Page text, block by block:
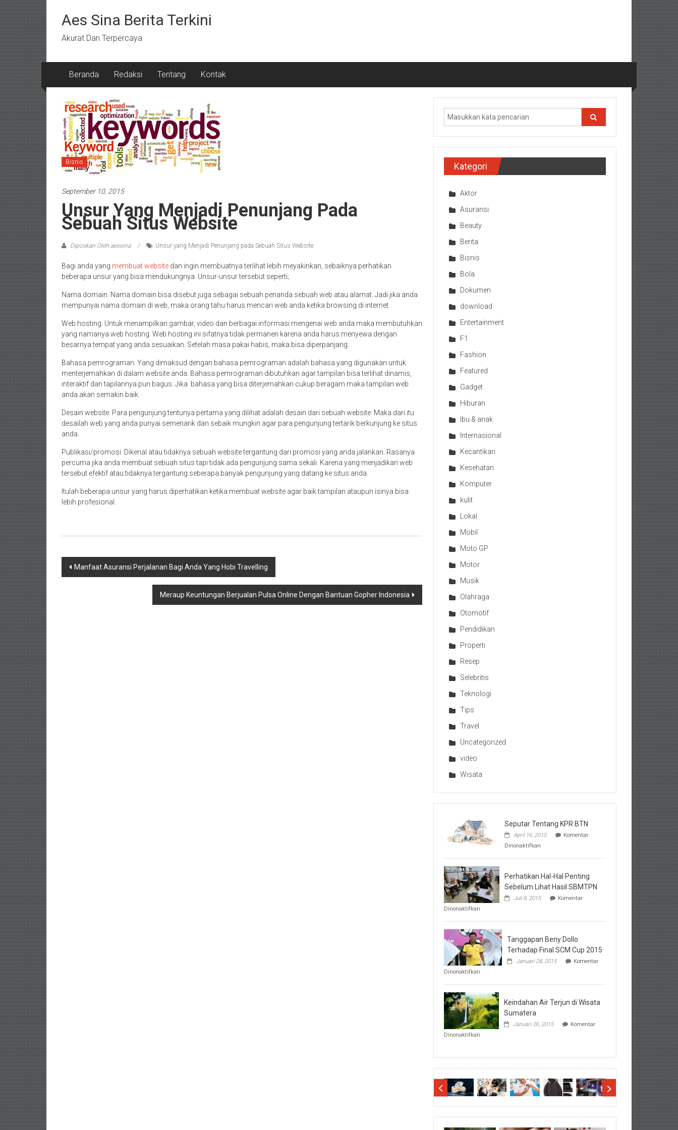
kontenAes Sina Berita Terkini
Akurat Dan Terpercaya
Beranda Redaksi Tentang Kontak
Bisnis
September 10, 2015
Unsur Yang Menjadi Penunjang Pada
Sebuah Situs Website
Diposkan Oleh:aessina Unsur yang Menjadi Penunjang pada Sebuah Situs Website
Bagi anda yang membuat website dan ingin membuatnya terlihat lebih meyakinkan, sebaiknya perhatikan
beberapa unsur yang bisa mendukungnya. Unsur-unsur tersebut seperti;
Nama domain. Nama domain bisa disebut juga sebagai sebuah penanda sebuah web atau alamat. Jadi jika anda
mempunyai nama domain di web, maka orang tahu harus mencari web anda ketika browsing di internet.
Web hosting. Untuk menampilkan gambar, video dan berbagai informasi mengenai web anda maka membutuhkan
yang namanya web hosting. Web hosting ini sifatnya tidak permanen karena anda harus menyewa dengan
besarnya tempat yang anda sesuaikan. Setelah masa pakai habis, maka bisa diperpanjang.
Bahasa pemrograman. Yang dimaksud dengan bahasa pemrograman adalah bahasa yang digunakan untuk
menterjemahkan di dalam website anda. Bahasa pemrograman dibutuhkan agar tampilan bisa terlihat dinamis,
interaktif dan tapilannya pun bagus. Jika bahasa yang bisa diterjemahkan cukup beragam maka tampilan web
anda akan semakin baik.
Desain website. Para pengunjung tentunya pertama yang dilihat adalah desain dari sebuah website. Maka dari itu
desailah web yang anda punyai semenarik dan sebaik mungkin agar para pengunjung tertarik berkunjung ke situs
anda.
Publikasi/promosi. Dikenal atau tidaknya sebuah website tergantung dari promosi yang anda jalankan. Rasanya
percuma jika anda membuat sebuah situs tapi tidak ada pengunjung sama sekali. Karena yang menjadikan web
tersebut efektif atau tidaknya tergantung seberapa banyak pengunjung yang datang ke situs anda.
Itulah beberapa unsur yang harus diperhatikan ketika membuat website agar baik tampilan ataupun isinya bisa
lebih profesional.
Navigasi
Manfaat Asuransi Perjalanan Bagi Anda Yang Hobi Travelling
Meraup Keuntungan Berjualan Pulsa Online Dengan Bantuan Gopher Indonesia
Kategori
Aktor
Asuransi
Beauty
Berita
Bisnis
Bola
Dokumen
download
Entertainment
F1
Fashion
Featured
Gadget
Hiburan
Ibu & anak
Internasional
Kecantikan
Kesehatan
Komputer
kulit
Lokal
Mobil
Moto GP
Motor
Musik
Olahraga
Otomotif
Pendidikan
Properti
Resep
Selebritis
Teknologi
Tips
Travel
Uncategorized
video
Wisata
Seputar Tentang KPR BTN
April 16, 2015
Komentar
Dinonaktifkan
Tentang
BTN
Perhatikan Hal-Hal Penting
Sebelum Lihat Hasil SBMTPN
Juli 8, 2015
Komentar
Dinonaktifkan
Hal-
Hal
Penting
Sebelum
Lihat
Hasil
Tanggapan Beny Dollo
Terhadap Final SCM Cup 2015
Januari 28, 2015
Komentar
Dinonaktifkan
Beny
Dollo
Terhadap
Final
SCM
Cup
Keindahan Air Terjun di Wisata
Sumatera
Januari 26, 2015
Komentar
Dinonaktifkan
Terjun
Sumatera